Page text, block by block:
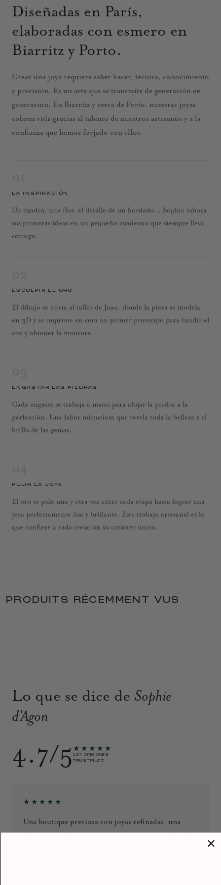
Diseñadas en París,
elaboradas con esmero en
Biarritz y Porto.
Crear una joya requiere saber hacer, técnica, conocimiento
y precisión. Es un arte que se transmite de generación en
generación. En Biarritz y cerca de Porto, nuestras joyas
cobran vida gracias al talento de nuestros artesanos y a la
confianza que hemos forjado con ellos.
LA INSPIRACIÓN
Un cuadro, una flor, el detalle de un bordado… Sophie esboza
sus primeras ideas en un pequeño cuaderno que siempre lleva
consigo.
ESCULPIR EL ORO
El dibujo se envía al taller de Joao, donde la pieza se modela
en 3D y se imprime en cera un primer prototipo para fundir el
oro y obtener la montura.
ENGASTAR LAS PIEDRAS
Cada engaste se trabaja a mano para alojar la piedra a la
perfección. Una labor minuciosa que revela toda la belleza y el
brillo de las gemas.
PULIR LA JOYA
El oro se pule una y otra vez entre cada etapa hasta lograr una
joya perfectamente lisa y brillante. Este trabajo artesanal es lo
que confiere a cada creación su carácter único.
PRODUITS RÉCEMMENT VUS
Lo que se dice de Sophie
d'Agon
4.7/5 ★★★★★
127 OPINIONES
TRUSTPILOT
★★★★★
Una boutique preciosa con joyas refinadas, una
cálida acogida y excelentes consejos personalizados.